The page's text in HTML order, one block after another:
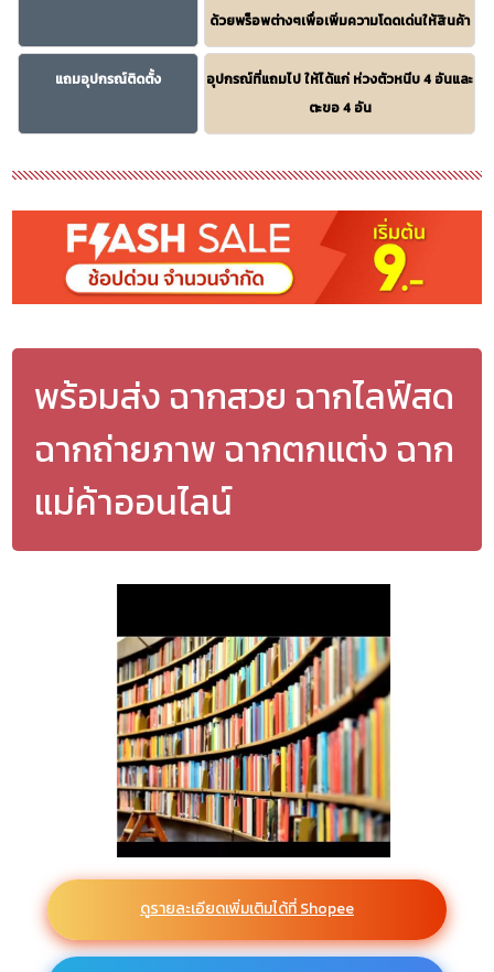
ด้วยพร็อพต่างๆเพื่อเพิ่มความโดดเด่นให้สินค้า
แถมอุปกรณ์ติดตั้ง
อุปกรณ์ที่แถมไป ให้ได้แก่ ห่วงตัวหนีบ 4 อันและ
ตะขอ 4 อัน
พร้อมส่ง ฉากสวย ฉากไลฟ์สด
ฉากถ่ายภาพ ฉากตกแต่ง ฉาก
แม่ค้าออนไลน์
ดูรายละเอียดเพิ่มเติมได้ที่ Shopee